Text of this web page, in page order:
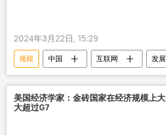
2024年3月22日, 15:29
规模 中国 互联网 发展
美国经济学家：金砖国家在经济规模上大
大超过G7